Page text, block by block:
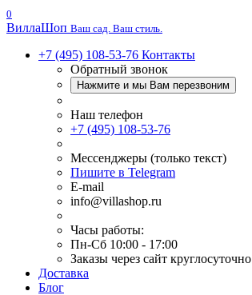
0
ВиллаШоп Ваш сад. Ваш стиль.
+7 (495) 108-53-76 Контакты
Обратный звонок
Нажмите и мы Вам перезвоним
Наш телефон
+7 (495) 108-53-76
Мессенджеры (только текст)
Пишите в Telegram
E-mail
info@villashop.ru
Часы работы:
Пн-Сб 10:00 - 17:00
Заказы через сайт круглосуточно
Доставка
Блог